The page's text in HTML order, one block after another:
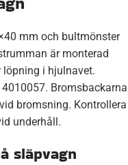
mm och bultmönster
är monterad
i hjulnavet.
Bromsbackarna
bromsning. Kontrollera
underhåll.
släpvagn